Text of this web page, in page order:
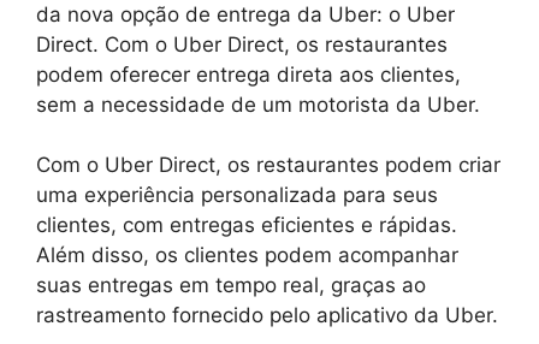
da nova opção de entrega da Uber: o Uber
Direct. Com o Uber Direct, os restaurantes
podem oferecer entrega direta aos clientes,
sem a necessidade de um motorista da Uber.
Com o Uber Direct, os restaurantes podem criar
uma experiência personalizada para seus
clientes, com entregas eficientes e rápidas.
Além disso, os clientes podem acompanhar
suas entregas em tempo real, graças ao
rastreamento fornecido pelo aplicativo da Uber.